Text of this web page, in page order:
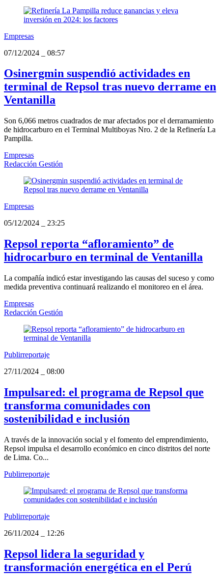
Empresas
07/12/2024
08:57
Osinergmin suspendió actividades en
terminal de Repsol tras nuevo derrame en
Ventanilla
Son 6,066 metros cuadrados de mar afectados por el derramamiento
de hidrocarburo en el Terminal Multiboyas Nro. 2 de la Refinería La
Pampilla.
Empresas
Redacción Gestión
Empresas
05/12/2024
23:25
Repsol reporta “afloramiento” de
hidrocarburo en terminal de Ventanilla
La compañía indicó estar investigando las causas del suceso y como
medida preventiva continuará realizando el monitoreo en el área.
Empresas
Redacción Gestión
Publirreportaje
27/11/2024
08:00
Impulsared: el programa de Repsol que
transforma comunidades con
sostenibilidad e inclusión
A través de la innovación social y el fomento del emprendimiento,
Repsol impulsa el desarrollo económico en cinco distritos del norte
de Lima. Co...
Publirreportaje
Publirreportaje
26/11/2024
12:26
Repsol lidera la seguridad y
transformación energética en el Perú